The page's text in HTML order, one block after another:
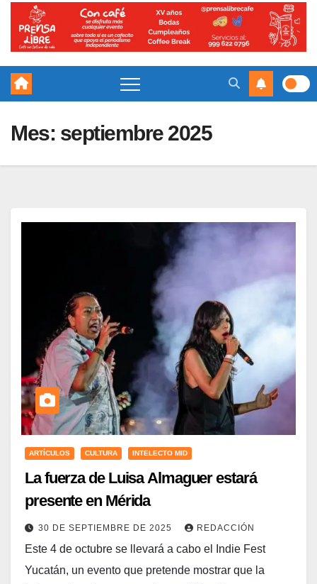
Mes: septiembre 2025
ARTÍCULOS CULTURA INTELECTO MID
La fuerza de Luisa Almaguer estará
presente en Mérida
30 DE SEPTIEMBRE DE 2025 REDACCIÓN
Este 4 de octubre se llevará a cabo el Indie Fest
Yucatán, un evento que pretende mostrar que la